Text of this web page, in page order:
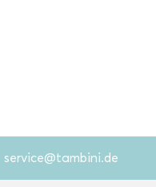
service@tambini.de